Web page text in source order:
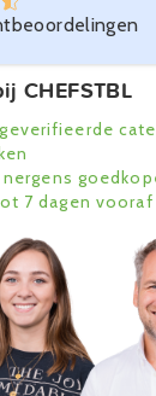
CHEFSTBL
7 dagen vooraf